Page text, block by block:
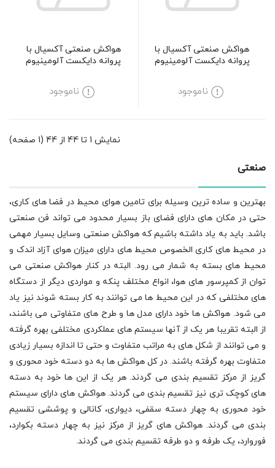
هواکش صنعتی آکسیال با
پروانه دایکست آلومینیوم
4T-600
ناموجود
هواکش صنعتی آکسیال با
پروانه دایکست آلومینیوم
KN100-4T-800
ناموجود
نمایش 1 تا 44 از 44 (1 صفحه)
صنعتی
بهترین و ساده ترین وسیله برای تامین هوای محیط در فضا های کاری،
حتی در مکان های دارای فضای باز بسیار محدود می تواند فن صنعتی
باشد. باید به یاد داشته باشیم که هواکش صنعتی وسایل بسیار مهمی
در محیط های کاری الخصوص محیط های دارای میزان هوای آزاد اندک و
محیط های بسته به شمار می رود. البته در کنار هواکش صنعتی می
توان از کمپرسور های هوا، انواع مختلف پنکه و مواردی دیگر از دستگاه
های مختلفی که در این محیط ها می توانند به کار بسته شوند نیز یاد
می شود. هواکش ها خود دارای مدل ها و طرح های متفاوتی می باشند،
از البته تقریبا هر یک از آنها سیستم های عملکردی مختلفی بهره گرفته
و می توانند از شکل های به مراتب متفاوت و حتی تا اندازه بسیار زیادی
متفاوت بهره گرفته باشند. در کل هواکش ها به دو دسته خود محوری و
گریز از مرکز تقسیم بندی می گردند. هر یک از این ها خود به دسته
های کوچک تری نیز تقسیم بندی می گردند. هواکش های دارای سیستم
خود محوری به چهار دسته سقفی، دیواری، کانالی و پوششی تقسیم
بندی می گردند. هواکش های گریز از مرکز نیز به چهار دسته بکوارد،
فوروارد، یک طرفه و دو طرفه تقسیم بندی می گردند.